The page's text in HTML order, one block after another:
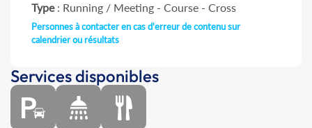
Type: Running / Meeting - Course - Cross
Personnes à contacter en cas d'erreur de contenu sur
calendrier ou résultats
Services disponibles